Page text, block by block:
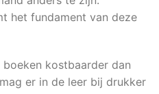
het fundament van deze
kostbaarder dan
er in de leer bij drukker